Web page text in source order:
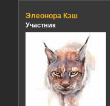
Элеонора Кэш
Участник